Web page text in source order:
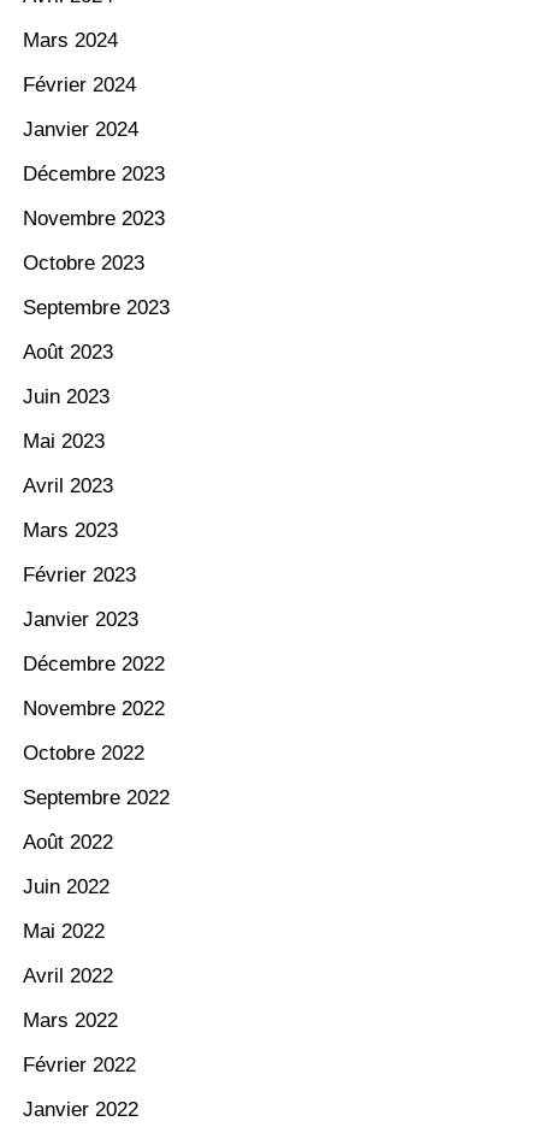
Mars 2024
Février 2024
Janvier 2024
Décembre 2023
Novembre 2023
Octobre 2023
Septembre 2023
Août 2023
Juin 2023
Mai 2023
Avril 2023
Mars 2023
Février 2023
Janvier 2023
Décembre 2022
Novembre 2022
Octobre 2022
Septembre 2022
Août 2022
Juin 2022
Mai 2022
Avril 2022
Mars 2022
Février 2022
Janvier 2022